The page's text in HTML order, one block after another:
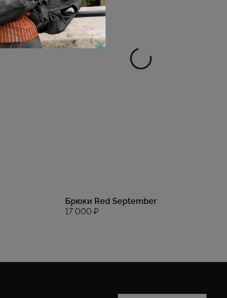
Брюки Red September
17 000 ₽